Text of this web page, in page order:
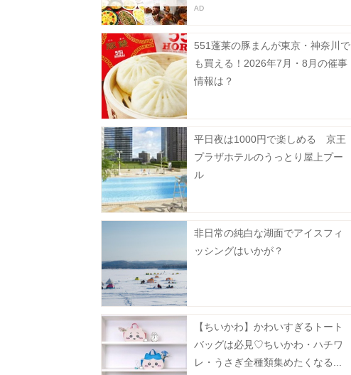
551蓬莱の豚まんが東京・神奈川で
も買える！2026年7月・8月の催事
情報は？
平日夜は1000円で楽しめる 京王
プラザホテルのうっとり屋上プー
ル
非日常の純白な湖面でアイスフィ
ッシングはいかが？
【ちいかわ】かわいすぎるトート
バッグは必見♡ちいかわ・ハチワ
レ・うさぎ全種類集めたくなる...